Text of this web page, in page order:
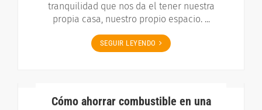
tranquilidad que nos da el tener nuestra
propia casa, nuestro propio espacio. ...
SEGUIR LEYENDO
Cómo ahorrar combustible en una